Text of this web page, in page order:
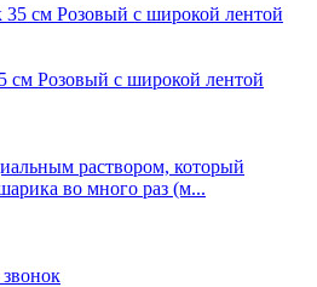
Розовый с широкой лентой
раствором, который
во много раз (м...